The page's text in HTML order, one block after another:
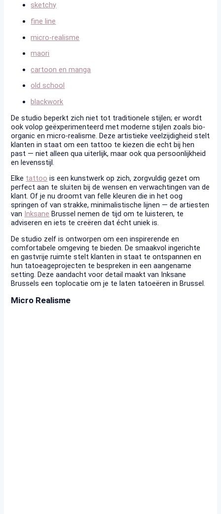
sketchy
fine line
micro-realisme
maori
cartoon en manga
old school
blackwork
De studio beperkt zich niet tot traditionele stijlen; er wordt
ook volop geëxperimenteerd met moderne stijlen zoals bio-
organic en micro-realisme. Deze artistieke veelzijdigheid stelt
klanten in staat om een tattoo te kiezen die echt bij hen
past — niet alleen qua uiterlijk, maar ook qua persoonlijkheid
en levensstijl.
Elke tattoo is een kunstwerk op zich, zorgvuldig gezet om
perfect aan te sluiten bij de wensen en verwachtingen van de
klant. Of je nu droomt van felle kleuren die in het oog
springen of van strakke, minimalistische lijnen — de artiesten
van Inksane Brussel nemen de tijd om te luisteren, te
adviseren en iets te creëren dat écht uniek is.
De studio zelf is ontworpen om een inspirerende en
comfortabele omgeving te bieden. De smaakvol ingerichte
en gastvrije ruimte stelt klanten in staat te ontspannen en
hun tatoeageprojecten te bespreken in een aangename
setting. Deze aandacht voor detail maakt van Inksane
Brussels een toplocatie om je te laten tatoeëren in Brussel.
Micro Realisme